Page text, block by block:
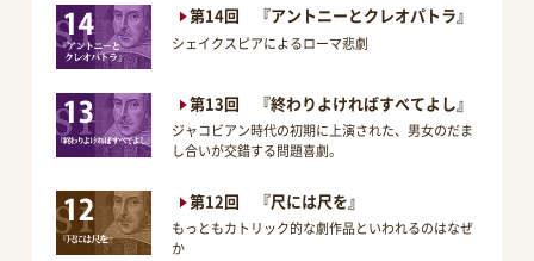
第14回 『アントニーとクレオパトラ』
シェイクスピアによるローマ悲劇
第13回 『終わりよければすべてよし』
ジャコビアン時代の初期に上演された、男女のだま
し合いが交錯する問題喜劇。
第12回 『尺には尺を』
もっともカトリック的な劇作品といわれるのはなぜ
か